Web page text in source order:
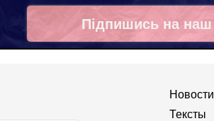
Підпишись на наш
Facebook
Новости
Тексты